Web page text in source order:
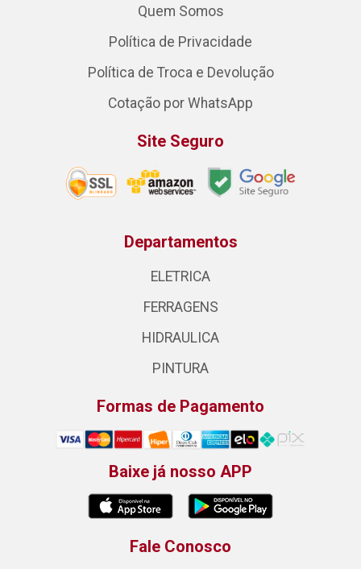
Quem Somos
Política de Privacidade
Política de Troca e Devolução
Cotação por WhatsApp
Site Seguro
Departamentos
ELETRICA
FERRAGENS
HIDRAULICA
PINTURA
Formas de Pagamento
Baixe já nosso APP
Fale Conosco